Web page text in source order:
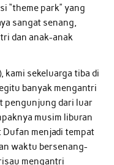
“theme park” yang
sangat senang,
dan anak-anak
kami sekeluarga tiba di
banyak mengantri
pengunjung dari luar
musim liburan
menjadi tempat
waktu bersenang-
mengantri